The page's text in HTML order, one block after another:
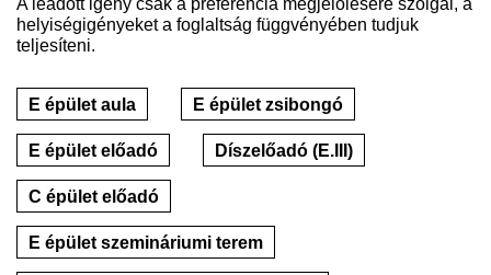
E épület aula E épület zsibongó
E épület előadó Díszelőadó (E.III)
C épület előadó
E épület szemináriumi terem
A leadott igény csak a preferencia megjelölésére szolgál, a
helyiségigényeket a foglaltság függvényében tudjuk
teljesíteni.